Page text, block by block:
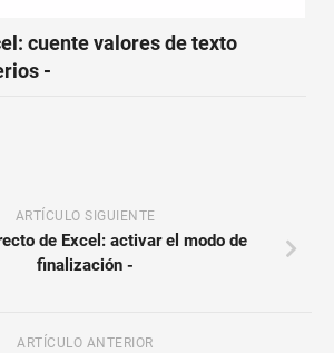
cuente valores de texto
-
ARTÍCULO SIGUIENTE
de Excel: activar el modo de
finalización -
ARTÍCULO ANTERIOR